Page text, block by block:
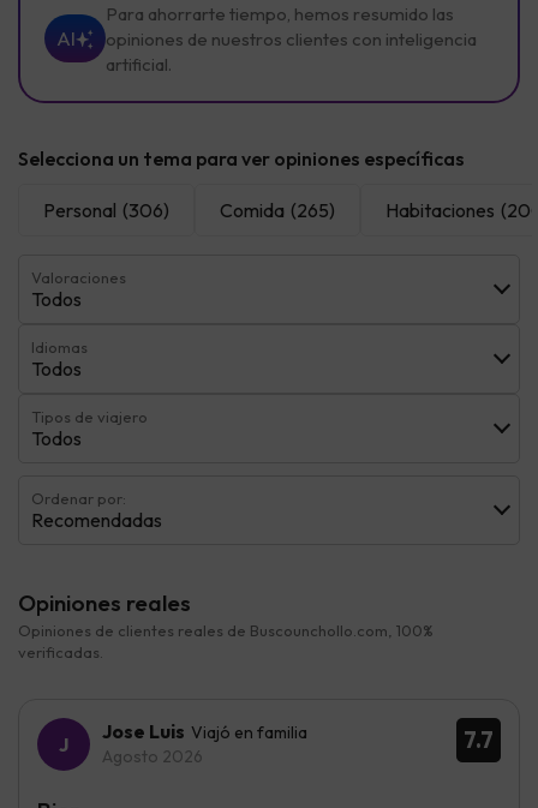
AI
Para ahorrarte tiempo, hemos resumido las
opiniones de nuestros clientes con inteligencia
artificial.
Selecciona un tema para ver opiniones específicas
Personal (306) Comida (265) Habitaciones
Valoraciones
Todos
Idiomas
Todos
Tipos de viajero
Todos
Ordenar por:
Recomendadas
Opiniones reales
Opiniones de clientes reales de Buscounchollo.com, 100%
verificadas.
7.7
Jose Luis Viajó en familia
Agosto 2026